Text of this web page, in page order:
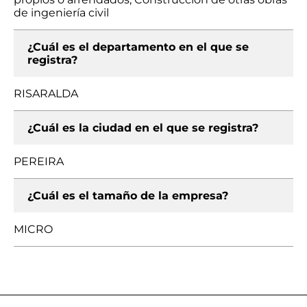
de ingeniería civil
¿Cuál es el departamento en el que se
registra?
RISARALDA
¿Cuál es la ciudad en el que se registra?
PEREIRA
¿Cuál es el tamaño de la empresa?
MICRO